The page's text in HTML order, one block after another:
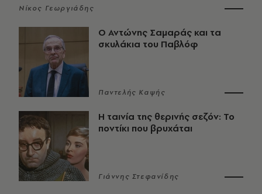
Νίκος Γεωργιάδης
Ο Αντώνης Σαμαράς και τα
σκυλάκια του Παβλόφ
Παντελής Καψής
Η ταινία της θερινής σεζόν: Το
ποντίκι που βρυχάται
Γιάννης Στεφανίδης